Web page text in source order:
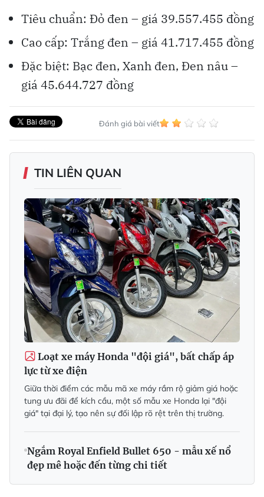
Tiêu chuẩn: Đỏ đen – giá 39.557.455 đồng
Cao cấp: Trắng đen – giá 41.717.455 đồng
Đặc biệt: Bạc đen, Xanh đen, Đen nâu –
giá 45.644.727 đồng
Đánh giá bài viết
TIN LIÊN QUAN
Loạt xe máy Honda "đội giá", bất chấp áp
lực từ xe điện
Giữa thời điểm các mẫu mã xe máy rầm rộ giảm giá hoặc
tung ưu đãi để kích cầu, một số mẫu xe Honda lại "đội
giá" tại đại lý, tạo nên sự đối lập rõ rệt trên thị trường.
Ngắm Royal Enfield Bullet 650 - mẫu xế nổ
đẹp mê hoặc đến từng chi tiết